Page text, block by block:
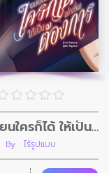
ผมเปลี่ยนใครก็ได้ ให้เป็นอย่างที่ผมต้องการ
By : ไร้รูปแบบ